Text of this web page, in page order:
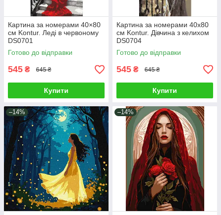
Картина за номерами 40×80
см Kontur. Леді в червоному
DS0701
Готово до відправки
545 ₴ 645 ₴
Купити
Картина за номерами 40х80
см Kontur. Дівчина з келихом
DS0704
Готово до відправки
545 ₴ 645 ₴
Купити
–14% –14%